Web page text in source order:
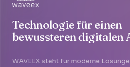
Technologie für einen
bewussteren digitalen
WAVEEX steht für moderne